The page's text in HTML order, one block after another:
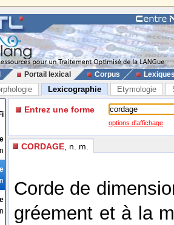
Portail lexical Corpus
Lexicographie Etymologie
Entrez une forme
options d'affichage
CORDAGE , n. m.
Corde de
gréement et à la